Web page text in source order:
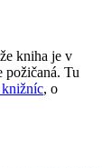
kniha je v
požičaná. Tu
knižníc, o